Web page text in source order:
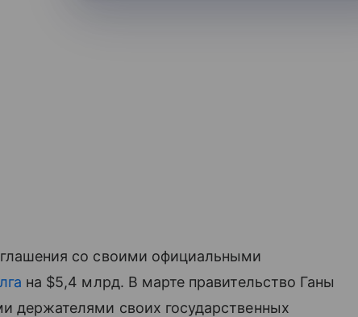
со своими официальными
на $5,4 млрд. В марте правительство Ганы
держателями своих государственных